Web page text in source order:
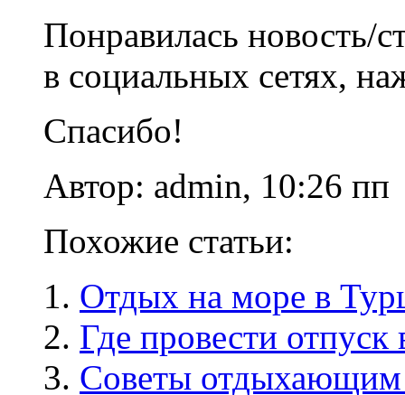
Понравилась новость/
в социальных сетях,
Спасибо!
Автор: admin, 10:26 пп
Похожие статьи:
Отдых на море в
Где провести отпуск
Советы отдыхающим